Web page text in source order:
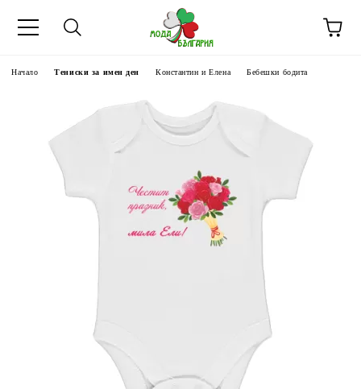
Начало Тениски за имен ден Константин и Елена Бебешки бодита